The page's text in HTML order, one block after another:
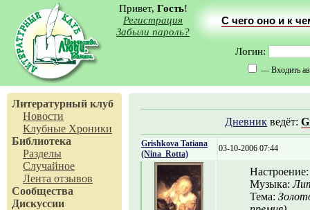
Привет, Гость!
Регистрация
Забыли пароль?
С чего оно и к
Логин:
— Входить
Литературный клуб
Новости
Клубные Хроники
Библиотека
Разделы
Случайное
Лента отзывов
Сообщества
Дискуссии
Дневник ведёт:
Grishkova Tatiana
(Nina_Rotta)
03-10-2006 07:44
Музыка:
Тема: